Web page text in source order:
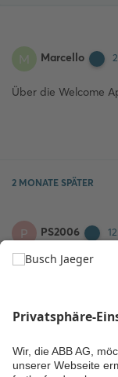
M Marcello
Über die Welcome
2 MONATE SPÄTER
P PS2006
Ich habe seit Ende